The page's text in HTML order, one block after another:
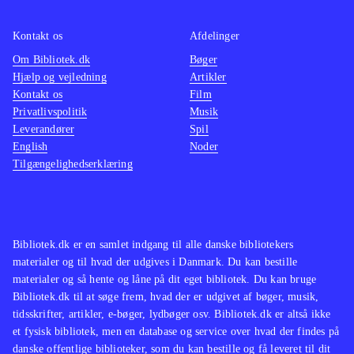
Bibliotek.dk er en samlet indgang til alle danske bibliotekers
materialer og til hvad der udgives i Danmark. Du kan bestille
materialer og så hente og låne på dit eget bibliotek. Du kan bruge
Bibliotek.dk til at søge frem, hvad der er udgivet af bøger, musik,
tidsskrifter, artikler, e-bøger, lydbøger osv. Bibliotek.dk er altså ikke
et fysisk bibliotek, men en database og service over hvad der findes på
danske offentlige biblioteker, som du kan bestille og få leveret til dit
Kontakt os
Om Bibliotek.dk
Hjælp og vejledning
Kontakt os
Privatlivspolitik
Leverandører
English
Tilgængelighedserklæring
Afdelinger
Bøger
Artikler
Film
Musik
Spil
Noder